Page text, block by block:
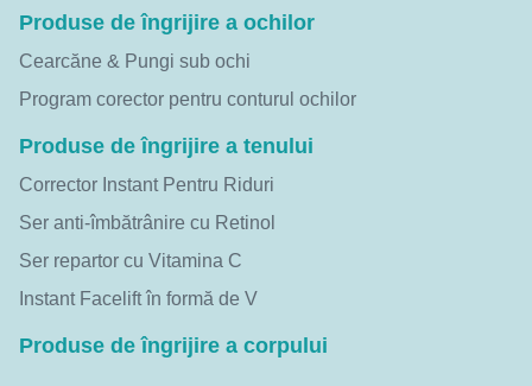
Produse de îngrijire a ochilor
Cearcăne & Pungi sub ochi
Program corector pentru conturul ochilor
Produse de îngrijire a tenului
Corrector Instant Pentru Riduri
Ser anti-îmbătrânire cu Retinol
Ser repartor cu Vitamina C
Instant Facelift în formă de V
Produse de îngrijire a corpului